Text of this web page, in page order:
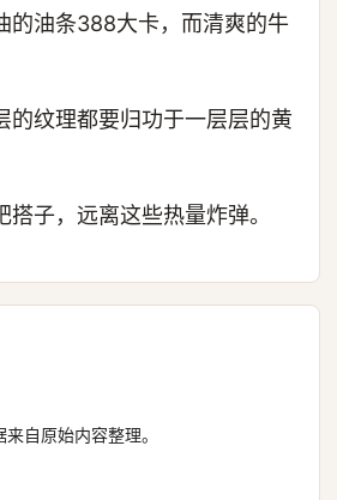
的油条388大卡，而清爽的牛
的纹理都要归功于一层层的黄
子，远离这些热量炸弹。
自原始内容整理。